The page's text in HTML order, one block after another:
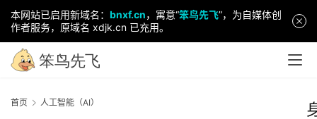
本网站已启用新域名： bnxf.cn，寓意“笨鸟先飞”，为自媒体创
作者服务，原域名 xdjk.cn 已充用。
首页 人工智能（AI）